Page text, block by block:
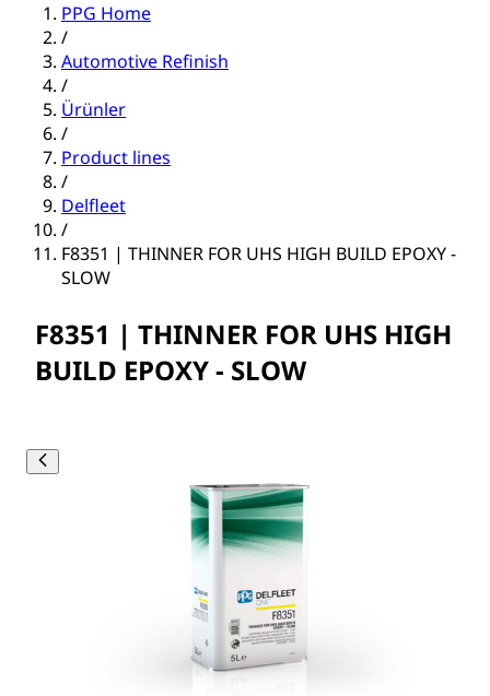
PPG Home
/
Automotive Refinish
/
Ürünler
/
Product lines
/
Delfleet
/
F8351 | THINNER FOR UHS HIGH BUILD EPOXY -
SLOW
F8351 | THINNER FOR UHS HIGH
BUILD EPOXY - SLOW